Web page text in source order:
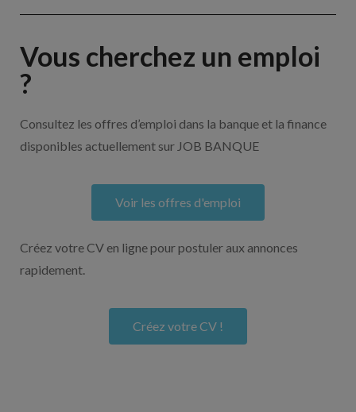
Vous cherchez un emploi
?
Consultez les offres d’emploi dans la banque et la finance
disponibles actuellement sur JOB BANQUE
Voir les offres d'emploi
Créez votre CV en ligne pour postuler aux annonces
rapidement.
Créez votre CV !